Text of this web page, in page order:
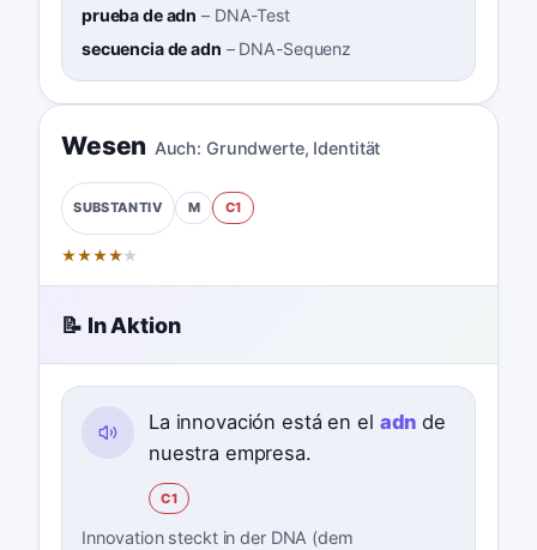
prueba de adn – DNA-Test
secuencia de adn – DNA-Sequenz
Wesen Auch: Grundwerte, Identität
SUBSTANTIV M C1
★★★★★
📝 In Aktion
La innovación está en el adn de
nuestra empresa.
C1
Innovation steckt in der DNA (dem